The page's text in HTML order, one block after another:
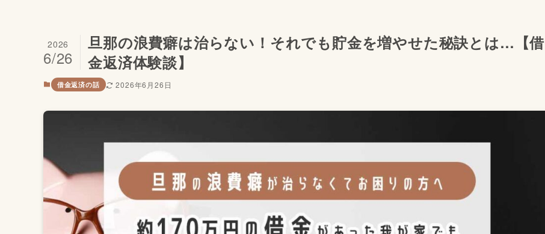
旦那の浪費癖は治らない！それでも貯金を増やせた秘訣とは…【借
金返済体験談】
2026
6/26
借金返済の話 2026年6月26日